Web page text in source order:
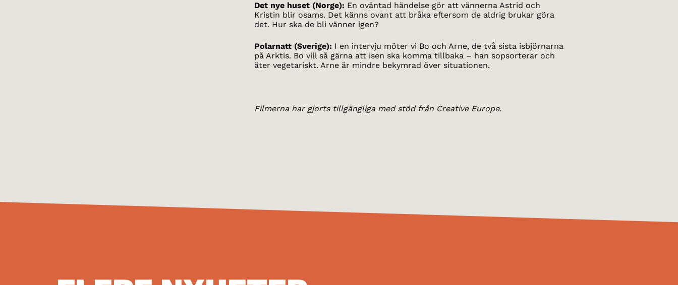
Det nye huset (Norge): En oväntad händelse gör att vännerna Astrid och
Kristin blir osams. Det känns ovant att bråka eftersom de aldrig brukar göra
det. Hur ska de bli vänner igen?
Polarnatt (Sverige): I en intervju möter vi Bo och Arne, de två sista isbjörnarna
på Arktis. Bo vill så gärna att isen ska komma tillbaka – han sopsorterar och
äter vegetariskt. Arne är mindre bekymrad över situationen.
Filmerna har gjorts tillgängliga med stöd från Creative Europe.